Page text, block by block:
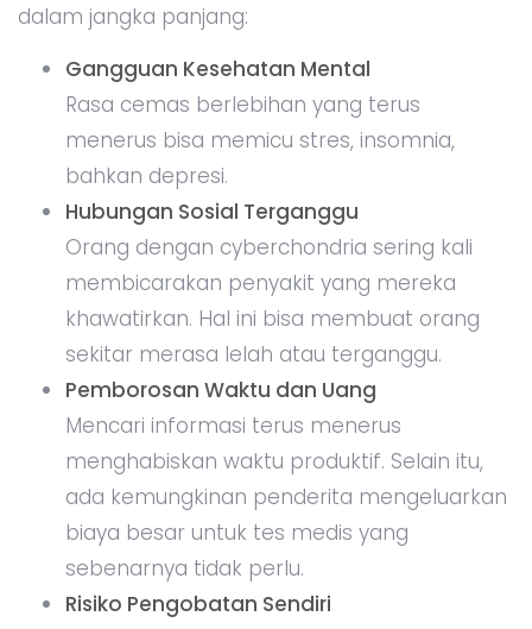
dalam jangka panjang:
Gangguan Kesehatan Mental
Rasa cemas berlebihan yang terus
menerus bisa memicu stres, insomnia,
bahkan depresi.
Hubungan Sosial Terganggu
Orang dengan cyberchondria sering kali
membicarakan penyakit yang mereka
khawatirkan. Hal ini bisa membuat orang
sekitar merasa lelah atau terganggu.
Pemborosan Waktu dan Uang
Mencari informasi terus menerus
menghabiskan waktu produktif. Selain itu,
ada kemungkinan penderita mengeluarkan
biaya besar untuk tes medis yang
sebenarnya tidak perlu.
Risiko Pengobatan Sendiri